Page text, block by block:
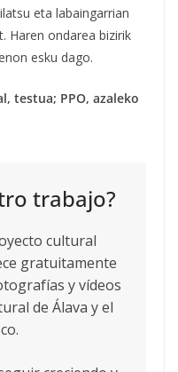
eta labaingarrian
Haren ondarea bizirik
esku dago.
testua; PPO, azaleko
trabajo?
cultural
gratuitamente
y vídeos
de Álava y el